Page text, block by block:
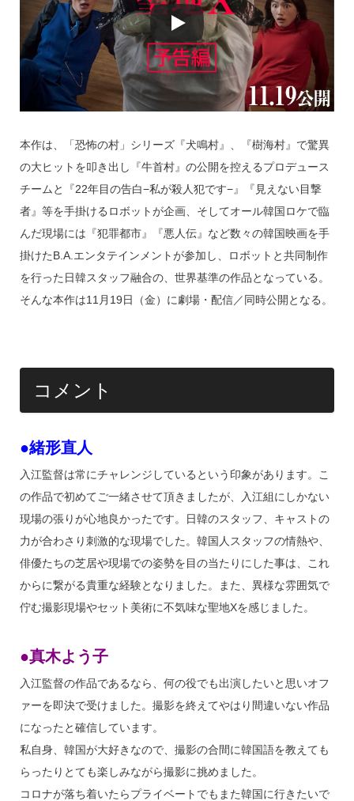
本作は、「恐怖の村」シリーズ『犬鳴村』、『樹海村』で驚異
の大ヒットを叩き出し『牛首村』の公開を控えるプロデュース
チームと『22年目の告白−私が殺人犯です−』『見えない目撃
者』等を手掛けるロボットが企画、そしてオール韓国ロケで臨
んだ現場には『犯罪都市』『悪人伝』など数々の韓国映画を手
掛けたB.A.エンタテインメントが参加し、ロボットと共同制作
を行った日韓スタッフ融合の、世界基準の作品となっている。
そんな本作は11月19日（金）に劇場・配信／同時公開となる。
コメント
●緒形直人
入江監督は常にチャレンジしているという印象があります。こ
の作品で初めてご一緒させて頂きましたが、⼊江組にしかない
現場の張りが⼼地良かったです。日韓のスタッフ、キャストの
⼒が合わさり刺激的な現場でした。韓国⼈スタッフの情熱や、
俳優たちの芝居や現場での姿勢を⽬の当たりにした事は、これ
からに繋がる貴重な経験となりました。また、異様な雰囲気で
佇む撮影現場やセット美術に不気味な聖地Xを感じました。
●真木よう子
入江監督の作品であるなら、何の役でも出演したいと思いオフ
ァーを即決で受けました。撮影を終えてやはり間違いない作品
になったと確信しています。
私自身、韓国が大好きなので、撮影の合間に韓国語を教えても
らったりとても楽しみながら撮影に挑めました。
コロナが落ち着いたらプライベートでもまた韓国に行きたいで